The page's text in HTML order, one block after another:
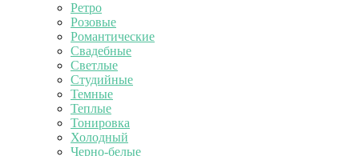
Ретро
Розовые
Романтические
Свадебные
Светлые
Студийные
Темные
Теплые
Тонировка
Холодный
Черно-белые